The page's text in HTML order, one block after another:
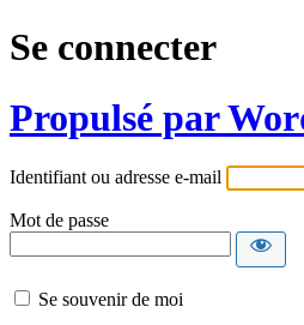
Se connecter
Propulsé par
Identifiant ou adresse e-mail
Mot de passe
Se souvenir de moi